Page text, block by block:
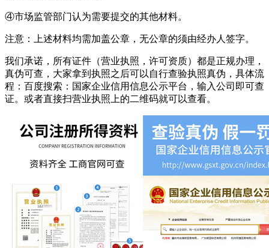
④市场监管部门认为需要提交的其他材料。
注意：上述材料均需加盖公章，无公章的须由经办人签字。
我们承诺，所有证件（营业执照，许可资质）都是正规办理，
真伪可查，大家拿到执照之后可以自行查验执照真伪，具体流
程：百度搜索：国家企业信用信息公示平台，输入公司即可查
证。或者直接扫营业执照上的二维码就可以查看。